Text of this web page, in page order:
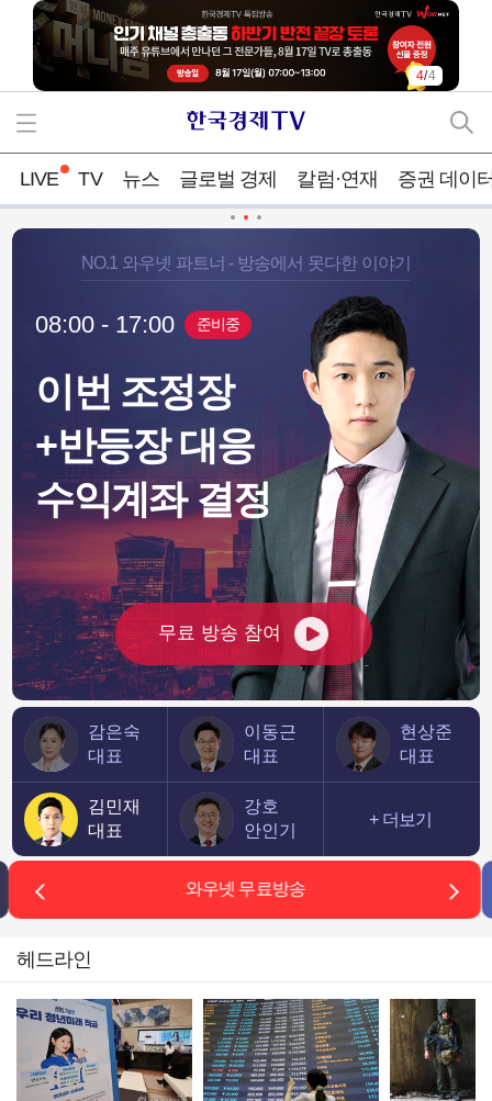
4/4
LIVE TV 뉴스 글로벌 경제 칼럼·연재 증권 데이
보지"...이번엔
"한번 삐끗하면 다 날아간
다"...'ETF 아버지'의 레버리
지 '경고'
0.32%
7,755.63 0.02%
나스닥 26,598.73
다우존스
NO.1 와우넷 파트너 - 방송에서 못다한 이야기
08:00 - 17:00 준비중
이번 조정장
+반등장 대응
수익계좌 결정
무료 방송 참여
감은숙
대표
이동근
대표
현상준
대표
김민재
대표
강호
안인기
+ 더보기
와우넷 무료방송
헤드라인